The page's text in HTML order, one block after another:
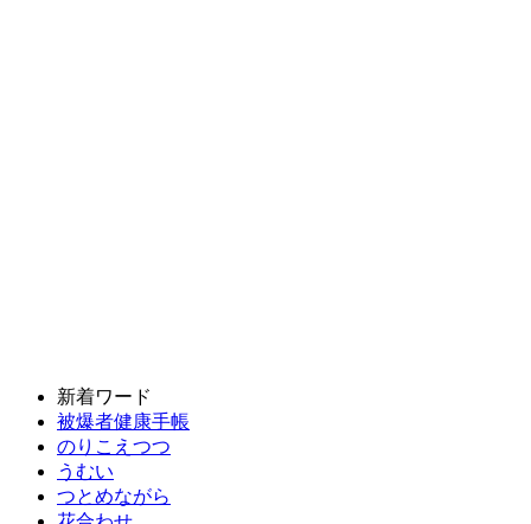
新着ワード
被爆者健康手帳
のりこえつつ
うむい
つとめながら